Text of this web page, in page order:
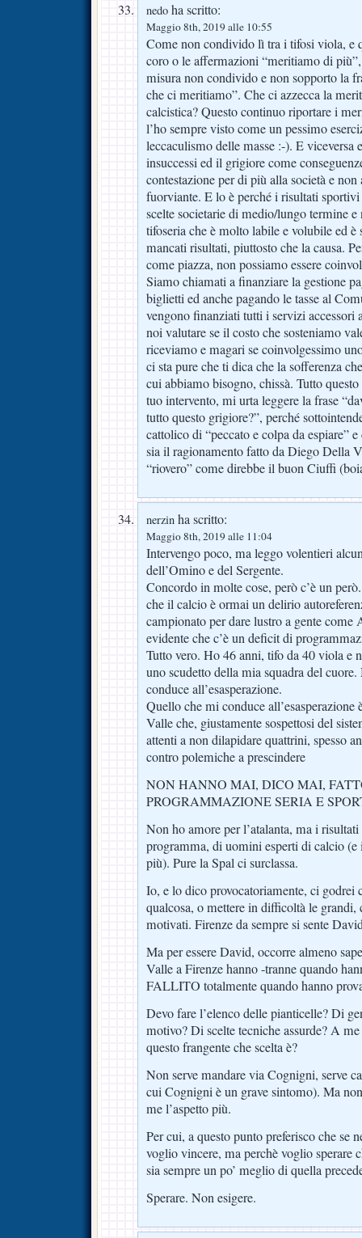
nedo ha scritto:
Maggio 8th, 2019 alle 10:55
Come non condivido lì tra i tifosi viola, e
coro o le affermazioni “meritiamo di
misura non condivido e non sopporto la
che ci meritiamo”. Che ci azzecca la
calcistica? Questo continuo riportare i
l’ho sempre visto come un pessimo
leccaculismo delle masse :-). E
insuccessi ed il grigiore come
contestazione per di più alla società e
fuorviante. E lo è perché i risultati
scelte societarie di medio/lungo termine
tifoseria che è molto labile e volubile ed è
mancati risultati, piuttosto che la causa.
come piazza, non possiamo essere
Siamo chiamati a finanziare la gestione
biglietti ed anche pagando le tasse al
vengono finanziati tutti i servizi accessori
noi valutare se il costo che sosteniamo
riceviamo e magari se coinvolgessimo
ci sta pure che ti dica che la sofferenza
cui abbiamo bisogno, chissà. Tutto
tuo intervento, mi urta leggere la frase
tutto questo grigiore?”, perché
cattolico di “peccato e colpa da espiare”
sia il ragionamento fatto da Diego Della
“riovero” come direbbe il buon Ciuffi
nerzin ha scritto:
Maggio 8th, 2019 alle 11:04
Intervengo poco, ma leggo volentieri
dell’Omino e del Sergente.
Concordo in molte cose, però c’è un
che il calcio è ormai un delirio
campionato per dare lustro a gente come
evidente che c’è un deficit di
Tutto vero. Ho 46 anni, tifo da 40 viola e
uno scudetto della mia squadra del
conduce all’esasperazione.
Quello che mi conduce all’esasperazione
Valle che, giustamente sospettosi del
attenti a non dilapidare quattrini, spesso
contro polemiche a prescindere
NON HANNO MAI, DICO MAI,
PROGRAMMAZIONE SERIA E
Non ho amore per l’atalanta, ma i
programma, di uomini esperti di calcio
più). Pure la Spal ci surclassa.
Io, e lo dico provocatoriamente, ci godrei
qualcosa, o mettere in difficoltà le
motivati. Firenze da sempre si sente
Ma per essere David, occorre almeno
Valle a Firenze hanno -tranne quando
FALLITO totalmente quando hanno
Devo fare l’elenco delle pianticelle? Di
motivo? Di scelte tecniche assurde? A
questo frangente che scelta è?
Non serve mandare via Cognigni, serve
cui Cognigni è un grave sintomo). Ma
me l’aspetto più.
Per cui, a questo punto preferisco che se
voglio vincere, ma perchè voglio sperare
sia sempre un po’ meglio di quella
Sperare. Non esigere.